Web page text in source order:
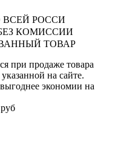
РОССИ
КОМИССИИ
ТОВАР
при продаже товара
на сайте.
экономии на